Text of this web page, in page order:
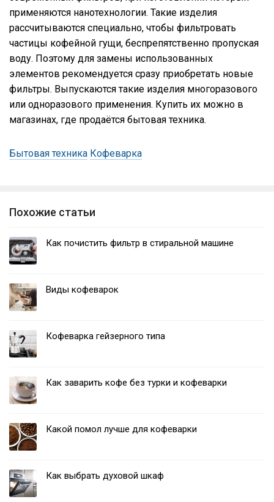
применяются нанотехнологии. Такие изделия
рассчитываются специально, чтобы фильтровать
частицы кофейной гущи, беспрепятственно пропуская
воду. Поэтому для замены использованных
элементов рекомендуется сразу приобретать новые
фильтры. Выпускаются такие изделия многоразового
или одноразового применения. Купить их можно в
магазинах, где продаётся бытовая техника.
Бытовая техника Кофеварка
Похожие статьи
Как почистить фильтр в стиральной машине
Виды кофеварок
Кофеварка гейзерного типа
Как заварить кофе без турки и кофеварки
Какой помол лучше для кофеварки
Как выбрать духовой шкаф